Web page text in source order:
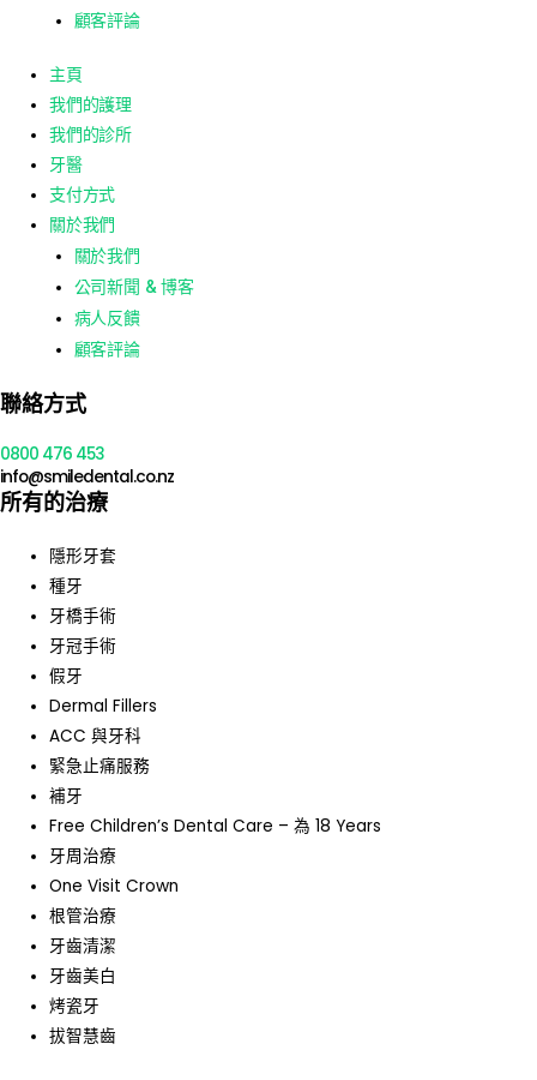
顧客評論
主頁
我們的護理
我們的診所
牙醫
支付方式
關於我們
關於我們
公司新聞 & 博客
病人反饋
顧客評論
聯絡方式
0800 476 453
info@smiledental.co.nz
所有的治療
隱形牙套
種牙
牙橋手術
牙冠手術
假牙
Dermal Fillers
ACC 與牙科
緊急止痛服務
補牙
Free Children’s Dental Care – 為 18 Years
牙周治療
One Visit Crown
根管治療
牙齒清潔
牙齒美白
烤瓷牙
拔智慧齒